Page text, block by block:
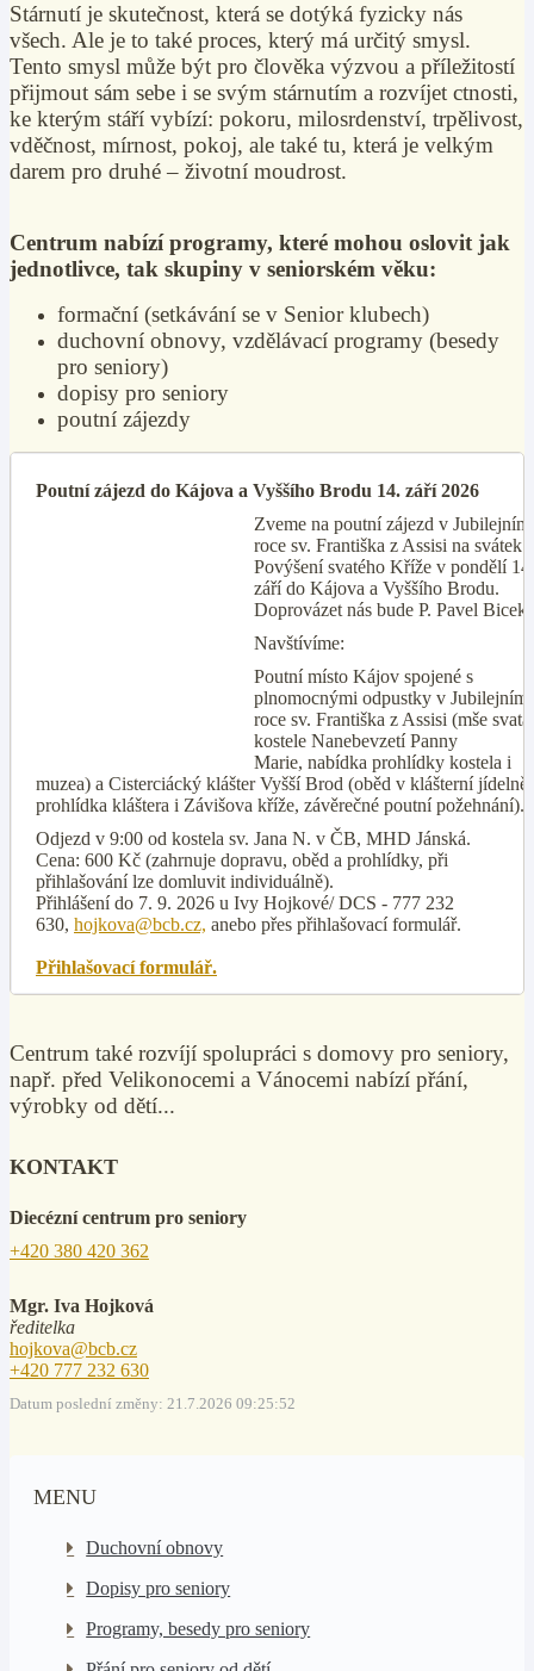
Stárnutí je skutečnost, která se dotýká fyzicky nás
všech. Ale je to také proces, který má určitý smysl.
Tento smysl může být pro člověka výzvou a příležitostí
přijmout sám sebe i se svým stárnutím a rozvíjet ctnosti,
ke kterým stáří vybízí: pokoru, milosrdenství, trpělivost,
vděčnost, mírnost, pokoj, ale také tu, která je velkým
darem pro druhé – životní moudrost.
Centrum nabízí programy, které mohou oslovit jak
jednotlivce, tak skupiny v seniorském věku:
formační (setkávání se v Senior klubech)
duchovní obnovy, vzdělávací programy (besedy
pro seniory)
dopisy pro seniory
poutní zájezdy
Poutní zájezd do Kájova a Vyššího Brodu 14. září 2026
Zveme na poutní zájezd v Jubilejním
roce sv. Františka z Assisi na svátek
Povýšení svatého Kříže v pondělí 14.
září do Kájova a Vyššího Brodu.
Doprovázet nás bude P. Pavel
Navštívíme:
Poutní místo Kájov spojené s
plnomocnými odpustky v Jubilejním
roce sv. Františka z Assisi (mše
kostele Nanebevzetí Panny
Marie, nabídka prohlídky kostela i
muzea) a Cisterciácký klášter Vyšší Brod (oběd v klášterní jídelně,
prohlídka kláštera i Závišova kříže, závěrečné poutní požehnání).
Odjezd v 9:00 od kostela sv. Jana N. v ČB, MHD Jánská.
Cena: 600 Kč (zahrnuje dopravu, oběd a prohlídky, při
přihlašovánílze domluvit individuálně).
Přihlášení do 7. 9. 2026 u Ivy Hojkové/ DCS - 777 232
630, hojkova@bcb.cz, anebo přes přihlašovací formulář.
Přihlašovací formulář.
Centrum také rozvíjí spolupráci s domovy pro seniory,
např. před Velikonocemi a Vánocemi nabízí přání,
výrobky od dětí...
KONTAKT
Diecézní centrum pro seniory
+420 380 420 362
Mgr. Iva Hojková
ředitelka
hojkova@bcb.cz
+420 777 232 630
Datum poslední změny: 21.7.2026 09:25:52
MENU
Duchovní obnovy
Dopisy pro seniory
Programy, besedy pro seniory